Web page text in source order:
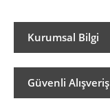
Kurumsal Bilgi
Güvenli Alışveriş